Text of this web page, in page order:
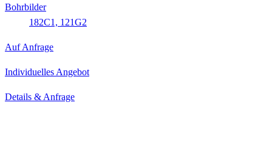
Bohrbilder
182C1, 121G2
Auf Anfrage
Individuelles Angebot
Details & Anfrage